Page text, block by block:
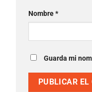
Nombre*
Guarda mi